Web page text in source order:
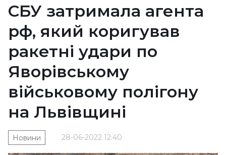
СБУ затримала агента
рф, який коригував
ракетні удари по
Яворівському
військовому полігону
на Львівщині
28-06-2022 12:40
Новини